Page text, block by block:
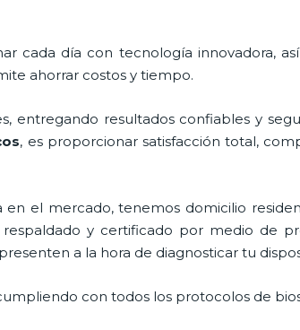
cada día con tecnología innovadora,
ahorrar costos y tiempo.
entregando resultados confiables y
, es proporcionar satisfacción total,
el mercado, tenemos domicilio
respaldado y certificado por medio de
a la hora de diagnosticar tu
con todos los protocolos de